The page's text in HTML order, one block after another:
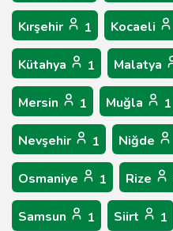
Kırşehir 1 Kocaeli
Kütahya 1 Malatya
Mersin 1 Muğla 1
Nevşehir 1 Niğde
Osmaniye 1 Rize
Samsun 1 Siirt 1